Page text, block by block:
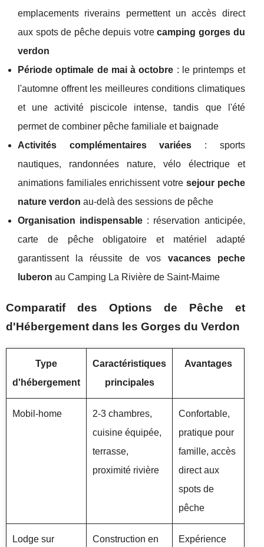
emplacements riverains permettent un accès direct
aux spots de pêche depuis votrecamping gorges du
verdon
Période optimale de mai à octobre : le printemps et
l'automne offrent les meilleures conditions climatiques
et une activité piscicole intense, tandis que l'été
permet de combiner pêche familiale et baignade
Activités complémentaires variées : sports
nautiques, randonnées nature, vélo électrique et
animations familiales enrichissent votre sejour peche
nature verdon au-delà des sessions de pêche
Organisation indispensable : réservation anticipée,
carte de pêche obligatoire et matériel adapté
garantissent la réussite de vos vacances peche
luberon au Camping La Rivière de Saint-Maime
Comparatif des Options de Pêche et
d'Hébergement dans les Gorges du Verdon
Type
d'hébergement
Caractéristiques
principales
Avantages
Mobil-home
2-3 chambres,
cuisine équipée,
terrasse,
proximité rivière
Confortable,
pratique pour
famille, accès
direct aux
spots de
pêche
Lodge sur
Construction en
Expérience